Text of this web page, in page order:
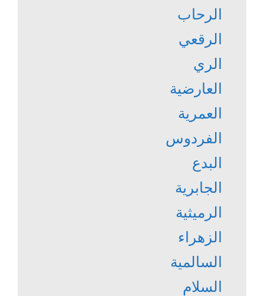
الرحاب
الرقعي
الري
العارضية
العمرية
الفردوس
البدع
الجابرية
الرميثية
الزهراء
السالمية
السلام